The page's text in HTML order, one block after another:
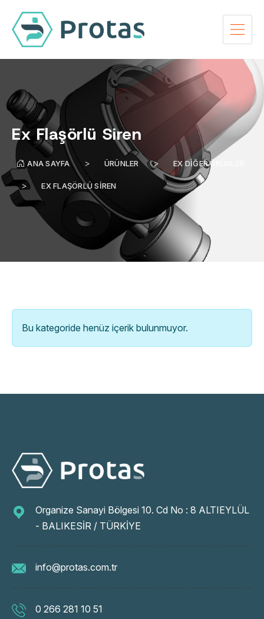
Ex Flaşörlü Siren
ANA SAYFA ÜRÜNLER EX DIĞER ÜRÜNLER
EX FLAŞÖRLÜ SIREN
Bu kategoride henüz içerik bulunmuyor.
Organize Sanayi Bölgesi 10. Cd No : 8 ALTIEYLÜL
- BALIKESİR / TÜRKİYE
info@protas.com.tr
0 266 281 10 51